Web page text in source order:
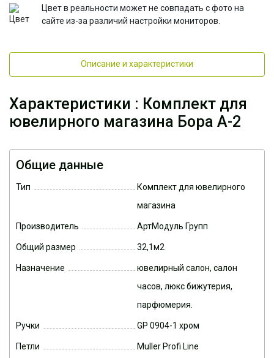
Цвет в реальности может не совпадать с фото на
сайте из-за различий настройки мониторов.
Описание и характеристики
Характеристики : Комплект для
ювелирного магазина Бора А-2
Общие данные
Тип
Комплект для ювелирного
магазина
Производитель АртМодуль Групп
Общий размер 32,1м2
Назначение
ювелирный салон, салон
часов, люкс бижутерия,
парфюмерия.
Ручки GP 0904-1 хром
Петли Muller Profi Line